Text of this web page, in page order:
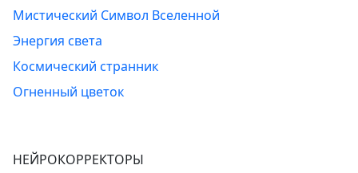
Мистический Символ Вселенной
Энергия света
Космический странник
Огненный цветок
НЕЙРОКОРРЕКТОРЫ